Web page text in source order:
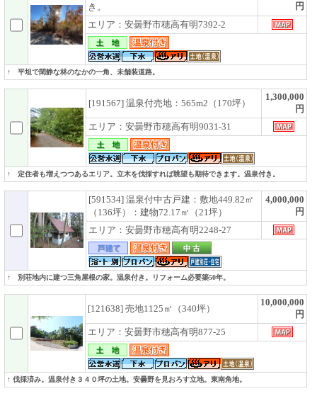
き。
円
エリア：安曇野市穂高有明7392-2
↑ 平坦で閑静な林のなかの一角、未舗装道路。
[191567] 温泉付売地：565m2（170坪）
1,300,000
円
エリア：安曇野市穂高有明9031-31
↑ 定住者も増えつつあるエリア。立木を伐採すれば眺望も期待できます。温泉付き。
[591534] 温泉付中古戸建：敷地449.82㎡
（136坪）：建物72.17㎡（21坪）
4,000,000
円
エリア：安曇野市穂高有明2248-27
↑ 別荘地内に建つ三角屋根の家。温泉付き。リフォーム必要築50年。
[121638] 売地1125㎡（340坪）
10,000,000
円
エリア：安曇野市穂高有明877-25
↑ 伐採済み。温泉付き３４０坪の土地。安曇野を見おろす立地。東南角地。